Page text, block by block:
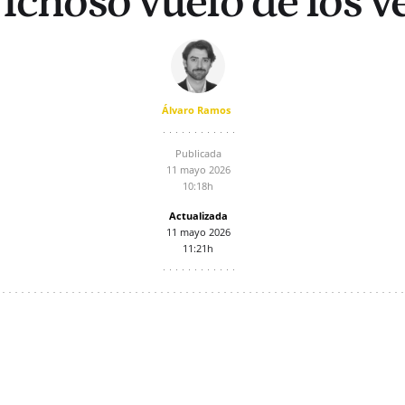
Álvaro Ramos
Publicada
11 mayo 2026
10:18h
Actualizada
11 mayo 2026
11:21h